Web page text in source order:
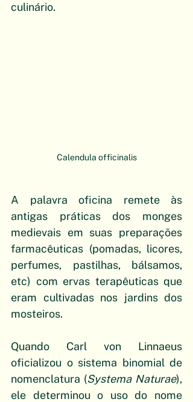
culinário.
Calendula officinalis
A palavra oficina remete às
antigas práticas dos monges
medievais em suas preparações
farmacêuticas (pomadas, licores,
perfumes, pastilhas, bálsamos,
etc) com ervas terapêuticas que
eram cultivadas nos jardins dos
mosteiros.
Quando Carl von Linnaeus
oficializou o sistema binomial de
nomenclatura (Systema Naturae),
ele determinou o uso do nome